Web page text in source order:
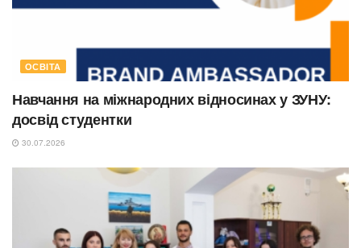
ОСВІТА
Навчання на міжнародних відносинах у ЗУНУ:
досвід студентки
30.07.2026